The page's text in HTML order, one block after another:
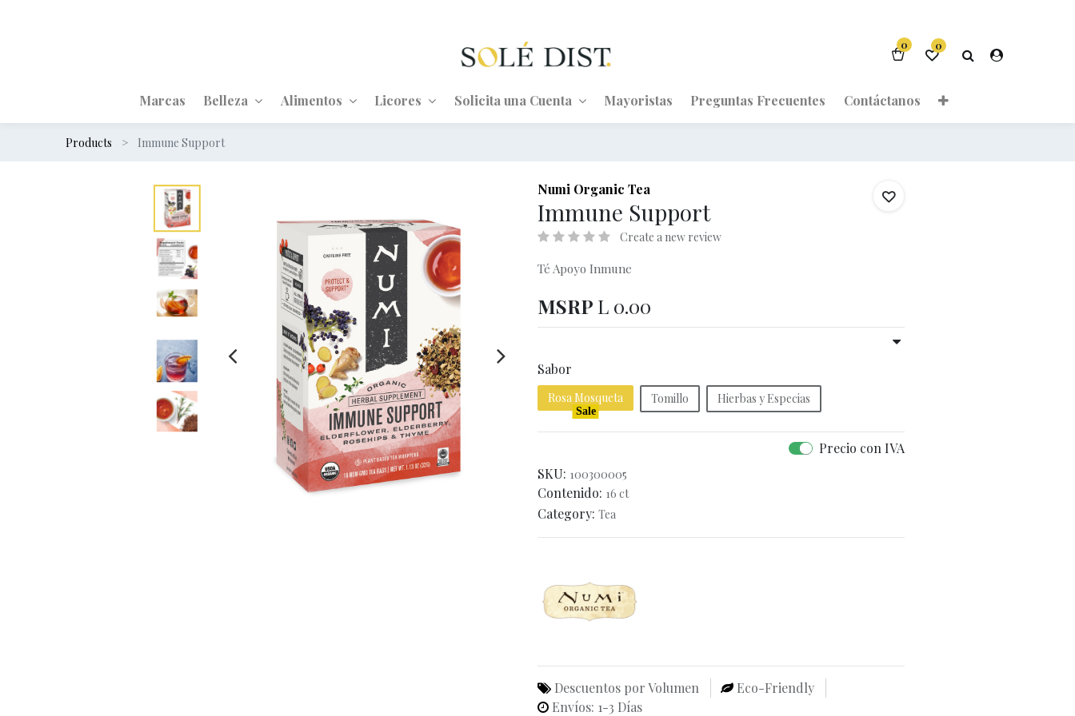
0 0
Marcas Belleza Alimentos Licores Solicita una Cuenta Mayoristas Preguntas Frecuentes Contáctanos
Products Immune Support
Numi Organic Tea
Immune Support
Create a new review
Té Apoyo Inmune
MSRP L 0.00
Sabor
Rosa Mosqueta
Sale
Tomillo Hierbas y Especias
Precio con IVA
SKU: 100300005
Contenido: 16 ct
Category: Tea
Descuentos por Volumen
Eco-Friendly
Envíos: 1-3 Días